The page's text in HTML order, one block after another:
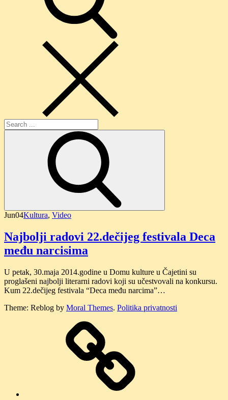
Search
for:
Jun04Kultura, Video
Najbolji radovi 22.dečijeg festivala Deca
među narcisima
U petak, 30.maja 2014.godine u Domu kulture u Čajetini su
proglašeni najbolji literarni radovi koji su učestvovali na konkursu.
Kum 22.dečijeg festivala “Deca među narcima”…
Theme: Reblog by Moral Themes. Politika privatnosti